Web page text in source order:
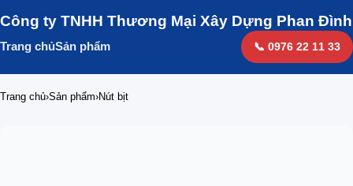
Công ty TNHH Thương Mại Xây Dựng Phan Đình
Trang chủSản phẩm 📞 0976 22 11 33
Trang chủ›Sản phẩm›Nút bịt